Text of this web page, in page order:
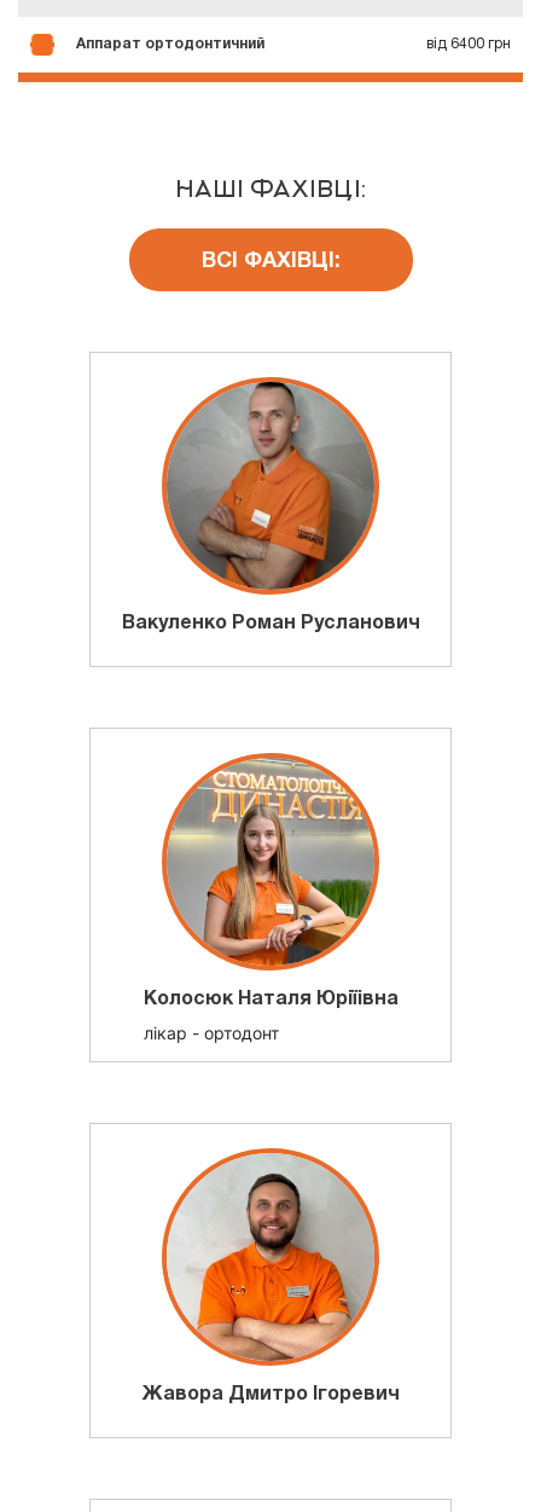
Аппарат ортодонтичний від 6400 грн
НАШІ ФАХІВЦІ:
ВСІ ФАХІВЦІ:
Вакуленко Роман Русланович
Колосюк Наталя Юріїівна
лікар - ортодонт
Жавора Дмитро Ігоревич